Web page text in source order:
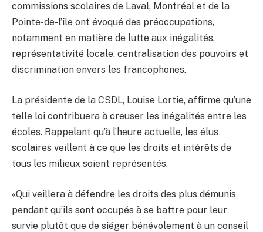
commissions scolaires de Laval, Montréal et de la
Pointe-de-l’île ont évoqué des préoccupations,
notamment en matière de lutte aux inégalités,
représentativité locale, centralisation des pouvoirs et
discrimination envers les francophones.
La présidente de la CSDL, Louise Lortie, affirme qu’une
telle loi contribuera à creuser les inégalités entre les
écoles. Rappelant qu’à l’heure actuelle, les élus
scolaires veillent à ce que les droits et intérêts de
tous les milieux soient représentés.
«Qui veillera à défendre les droits des plus démunis
pendant qu’ils sont occupés à se battre pour leur
survie plutôt que de siéger bénévolement à un conseil